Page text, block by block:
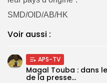
SMD/OID/AB/HK
Voir aussi :
APS-TV
Magal Touba : dans
de la presse...